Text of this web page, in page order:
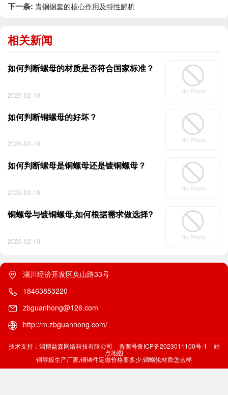
下一条: 青铜铜套的核心作用及特性解析
相关新闻
如何判断螺母的材质是否符合国家标准？
2026-02-10
如何判断铜螺母的好坏？
2026-02-10
如何判断螺母是铜螺母还是镀铜螺母？
2026-02-10
铜螺母与镀铜螺母,如何根据需求做选择?
2026-02-10
淄川经济开发区奂山路33号
18463853220
zbguanhong@126.com
http://m.zbguanhong.com/
技术支持：淄博益森网络科技有限公司 备案号鲁ICP备2023011100号-1 站
点地图
铜导板生产厂家,铜铸件定做价格要多少,铜蜗轮材质怎么样